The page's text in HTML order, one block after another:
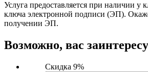
Услуга предоставляется при наличии у
ключа электронной подписи (ЭП).
получении ЭП.
Возможно, вас
Скидка 9%